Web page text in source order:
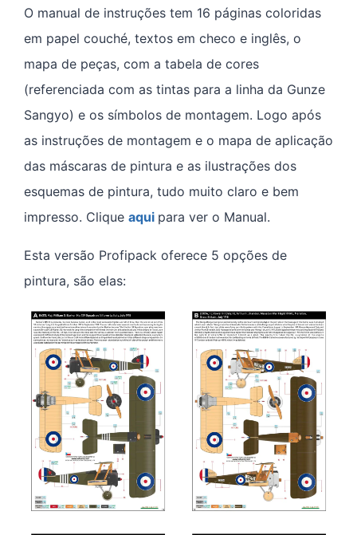
O manual de instruções tem 16 páginas coloridas
em papel couché, textos em checo e inglês, o
mapa de peças, com a tabela de cores
(referenciada com as tintas para a linha da Gunze
Sangyo) e os símbolos de montagem. Logo após
as instruções de montagem e o mapa de aplicação
das máscaras de pintura e as ilustrações dos
esquemas de pintura, tudo muito claro e bem
impresso. Clique aqui para ver o Manual.
Esta versão Profipack oferece 5 opções de
pintura, são elas: